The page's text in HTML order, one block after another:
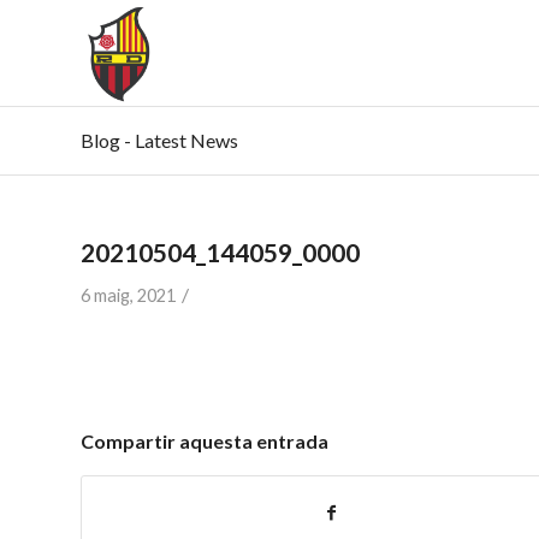
Blog - Latest News
20210504_144059_0000
6 maig, 2021 /
Compartir aquesta entrada